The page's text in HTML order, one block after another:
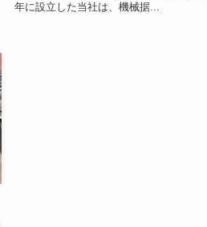
年に設立した当社は、機械据...